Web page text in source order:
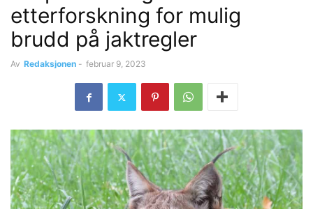
etterforskning for mulig
brudd på jaktregler
Av Redaksjonen - februar 9, 2023